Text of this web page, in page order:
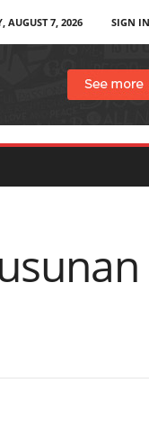
AUGUST 7, 2026
SIGN